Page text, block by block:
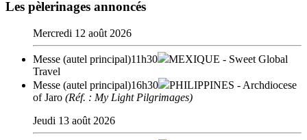
Les pèlerinages annoncés
Mercredi 12 août 2026
Messe (autel principal)11h30 MEXIQUE - Sweet Global
Travel
Messe (autel principal)16h30 PHILIPPINES - Archdiocese
of Jaro (Réf. : My Light Pilgrimages)
Jeudi 13 août 2026